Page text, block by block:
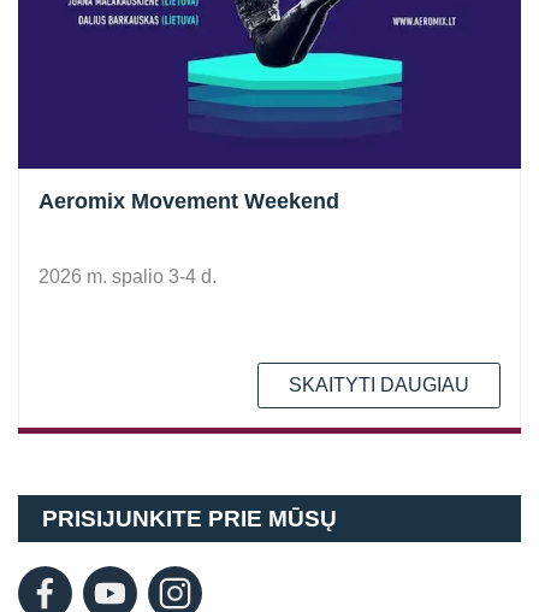
Aeromix Movement Weekend
2026 m. spalio 3-4 d.
SKAITYTI DAUGIAU
PRISIJUNKITE PRIE MŪSŲ